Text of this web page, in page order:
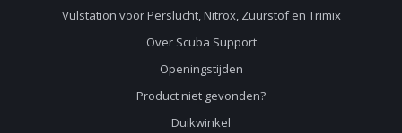
Vulstation voor Perslucht, Nitrox, Zuurstof en Trimix
Over Scuba Support
Openingstijden
Product niet gevonden?
Duikwinkel